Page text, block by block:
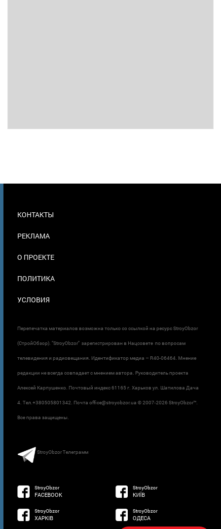
В
КОНТАКТЫ
РЕКЛАМА
О ПРОЕКТЕ
ПОЛИТИКА
УСЛОВИЯ
Перепечатка материалов возможна только со ссылкой на ресурс StroyObzor
(СтройОбзор). "StroyObzor" зарегистрирован в Нацсовете по вопросам
телевидения и радиовещания. Идентификатор медиа – R40-06464. Мнение
редакции не всегда совпадает с мнением автора. Руководитель проекта
Алексей Карпушенко. Почтовый индекс 61165 г. Харьков ул. Шатилова Дача
4. Тел.+380505801342. Почта office@stroyobzor.ua © 2007-2026 StroyObzor™.
Все права защищены.
StroyObzor Телеграмм
StroyObzor
FACEBOOK
StroyObzor
КИЇВ
StroyObzor
ХАРКІВ
StroyObzor
ОДЕСА